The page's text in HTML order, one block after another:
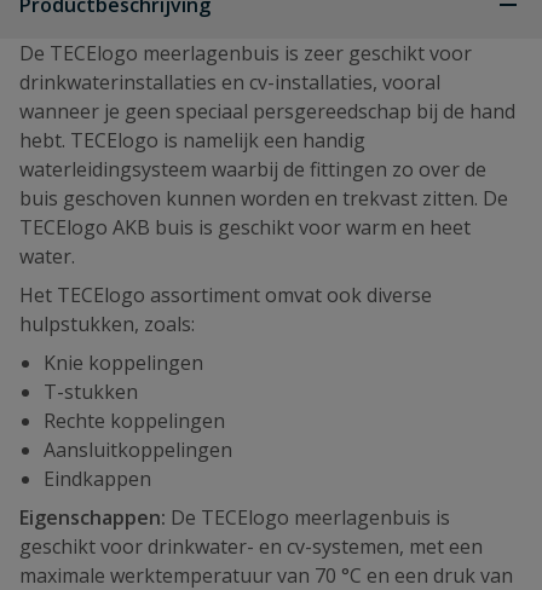
De TECElogo meerlagenbuis is zeer geschikt voor
drinkwaterinstallaties en cv-installaties, vooral
wanneer je geen speciaal persgereedschap bij de hand
hebt. TECElogo is namelijk een handig
waterleidingsysteem waarbij de fittingen zo over de
buis geschoven kunnen worden en trekvast zitten. De
TECElogo AKB buis is geschikt voor warm en heet
water.
Het TECElogo assortiment omvat ook diverse
hulpstukken, zoals:
Knie koppelingen
T-stukken
Rechte koppelingen
Aansluitkoppelingen
Eindkappen
Eigenschappen: De TECElogo meerlagenbuis is
geschikt voor drinkwater- en cv-systemen, met een
maximale werktemperatuur van 70 °C en een druk van